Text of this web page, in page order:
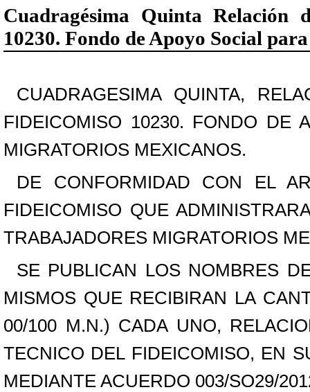
Cuadragésima Quinta Relación
10230. Fondo de Apoyo Social
CUADRAGESIMA QUINTA,
FIDEICOMISO 10230. FONDO DE
MIGRATORIOS MEXICANOS.
DE CONFORMIDAD CON EL
FIDEICOMISO QUE
TRABAJADORES MIGRATORIOS
SE PUBLICAN LOS NOMBRES
MISMOS QUE RECIBIRAN LA
00/100 M.N.) CADA UNO,
TECNICO DEL FIDEICOMISO, EN
MEDIANTE ACUERDO 003/SO29/